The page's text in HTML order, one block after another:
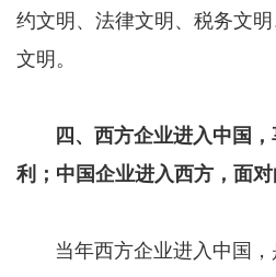
约文明、法律文明、税务文
文明。
四、西方企业进入中国
利；中国企业进入西方，面
当年西方企业进入中国，